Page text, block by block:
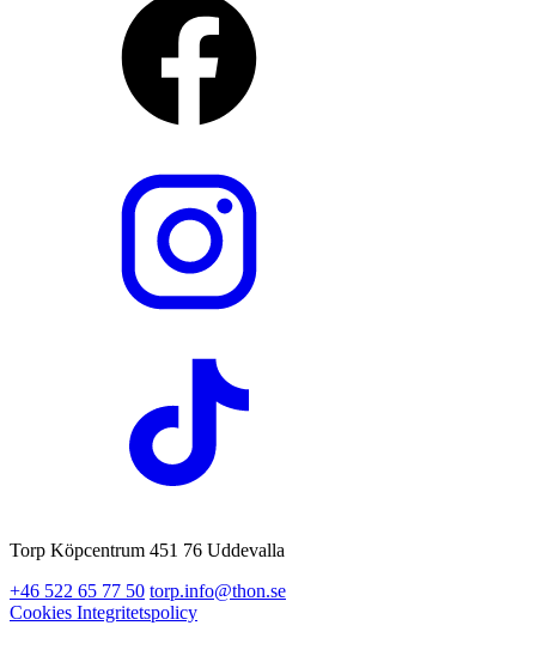
Torp Köpcentrum 451 76 Uddevalla
+46 522 65 77 50 torp.info@thon.se
Cookies Integritetspolicy